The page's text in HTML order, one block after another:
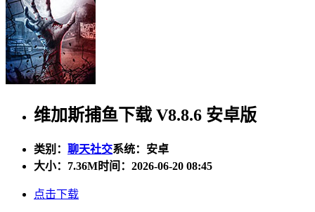
维加斯捕鱼下载 V8.8.6 安卓版
类别： 聊天社交系统：安卓
大小： 7.36M时间：2026-06-20 08:45
点击下载